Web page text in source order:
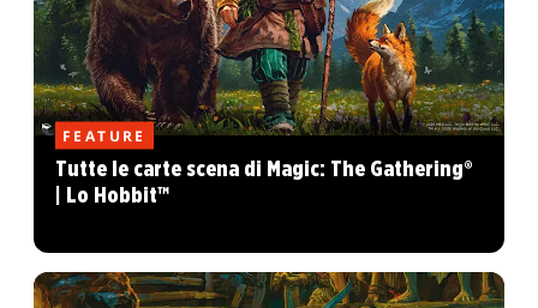
FEATURE
Tutte le carte scena di Magic: The Gathering®
| Lo Hobbit™